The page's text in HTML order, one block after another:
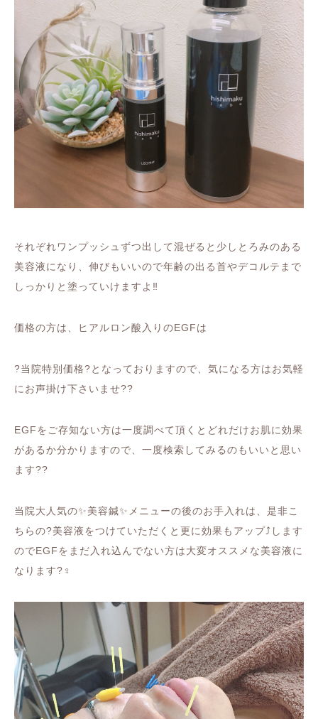
それぞれワンプッシュずつ出して混ぜると少しとろみのある
美容液になり、伸びもいいので年齢の出る首やデコルテまで
しっかりと塗っていけますよ ‼️
価格の方は、ヒアルロン酸入りのEGFは
?当院特別価格?となっておりますので、気になる方はお気軽
にお声掛け下さいませ??
EGFをご存知ない方は一度調べて頂くとどれだけお肌に効果
があるか分かりますので、一度検索してみるのもいいと思い
ます??
当院大人気の✨美容鍼✨ メニューの後のお手入れは、是非こ
ちらの?美容液をつけていただくと更に効果もアップ⤴️ します
のでEGFをまだ入れ込んでない方は大変オススメな美容液に
なります?‍♀️